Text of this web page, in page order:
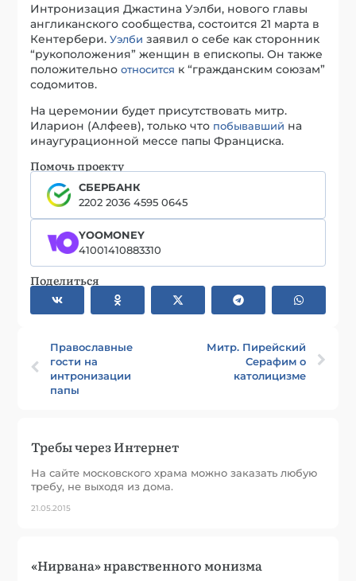
Интронизация Джастина Уэлби, нового главы
англиканского сообщества, состоится 21 марта в
Кентербери.Уэлби заявил о себе как сторонник
“рукоположения” женщин в епископы. Он также
положительноотносится к “гражданским союзам”
содомитов.
На церемонии будет присутствовать митр.
Иларион (Алфеев), только что побывавший на
инаугурационной мессе папы Франциска.
Помочь проекту
СБЕРБАНК
2202 2036 4595 0645
YOOMONEY
41001410883310
Поделиться
Православные
гости на
интронизации
папы
Митр. Пирейский
Серафим о
католицизме
Требы через Интернет
На сайте московского храма можно заказать любую
требу, не выходя из дома.
21.05.2015
«Нирвана» нравственного монизма